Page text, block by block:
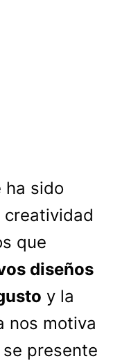
ha sido
que
diseños
y la
nos motiva
presente